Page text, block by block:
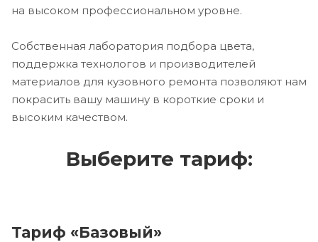
на высоком профессиональном уровне.
Собственная лаборатория подбора цвета,
поддержка технологов и производителей
материалов для кузовного ремонта позволяют нам
покрасить вашу машину в короткие сроки и
высоким качеством.
Выберите тариф:
Тариф «Базовый»